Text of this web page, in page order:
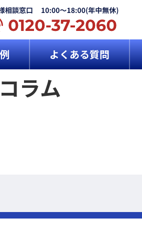
よくある質問
コラム